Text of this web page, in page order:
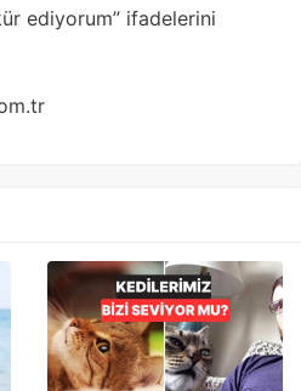
ediyorum” ifadelerini